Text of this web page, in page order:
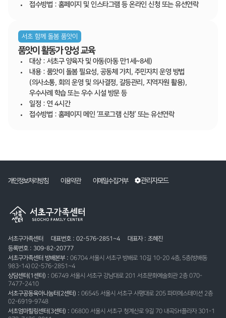
접수방법 : 홈페이지 및 인스타그램 등 온라인 신청 또는 유선연락
서초 함께 돌봄 품앗이
품앗이 활동가 양성 교육
대상 : 서초구 양육자 및 아동(아동 만1세~8세)
내용 : 품앗이 돌봄 필요성, 공동체 가치, 주민자치 운영 방법
(의사소통, 회의 운영 및 의사결정, 갈등관리, 지역자원 활용),
우수사례 학습 또는 우수 시설 방문 등
일정 : 연 4시간
접수방법 : 홈페이지 메인 ‘프로그램 신청’ 또는 유선연락
개인정보처리방침 이용약관 이메일수집거부 관리자모드
서초구가족센터 대표번호 : 02-576-2851~4
대표자 : 조혜진
등록번호 : 309-82-20777
서초구가족센터 방배본부 : 06704 서울시 서초구 방배로 10길 10-20 4층, 5층(방배동
983-14) 02-576-2851~4
상담센터(1센터) : 06749 서울시 서초구 강남대로 201 서초문화예술회관 2층 070-
7477-2410
서초구공동육아나눔터(2센터) : 06545 서울시 서초구 사평대로 205 파미에스테이션 2층
02-6919-9748
서초엄마힐링센터(3센터) : 06800 서울시 서초구 청계산로 9길 70 내곡SH플라자 301-1